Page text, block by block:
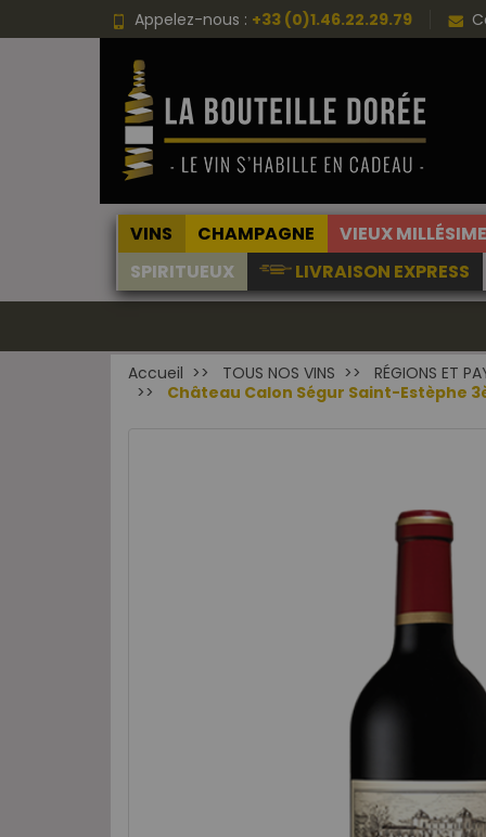
Appelez-nous : +33 (0)1.46.22.29.79
VINS CHAMPAGNE VIEUX
SPIRITUEUX
LIVRAISON EXPRESS
Accueil TOUS NOS VINS RÉGIONS ET
Château Calon Ségur Saint-Estèphe